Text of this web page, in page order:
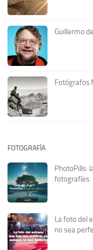
Guillermo
Fotógrafos
FOTOGRAFÍA
PhotoPills:
fotografíes
La foto del
no sea